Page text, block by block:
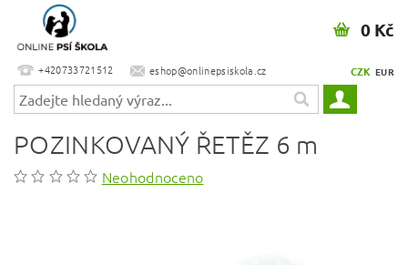
+420733721512 eshop@onlinepsiskola.cz CZK EUR
0 Kč
POZINKOVANÝ ŘETĚZ 6 m
Neohodnoceno